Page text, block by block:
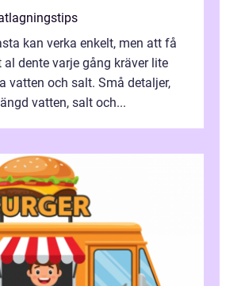
kan verka enkelt, men att få
al dente varje gång kräver lite
vatten och salt. Små detaljer,
vatten, salt och...